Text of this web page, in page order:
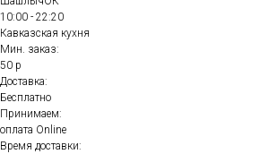
10:00 - 22:20
Кавказская кухня
Мин. заказ:
50 р
Доставка:
Бесплатно
Принимаем:
оплата Online
Время доставки: